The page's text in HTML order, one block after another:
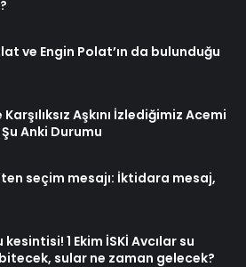
ve Engin Polat’ın da bulunduğu
Aşkını İzlediğimiz Acemi
Anki Durumu
seçim mesajı: İktidara mesaj,
1 Ekim İSKİ Avcılar su
sular ne zaman gelecek?